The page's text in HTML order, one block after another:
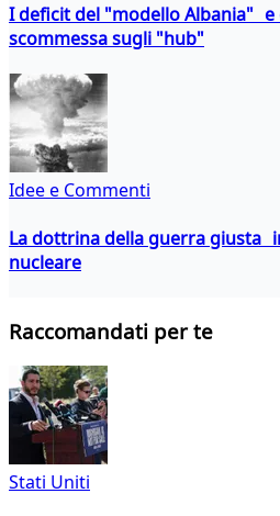
I deficit del "modello Albania" e
scommessa sugli "hub"
Idee e Commenti
La dottrina della guerra giusta
nucleare
Raccomandati per te
Stati Uniti